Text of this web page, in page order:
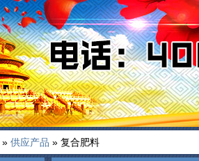
» 供应产品 » 复合肥料